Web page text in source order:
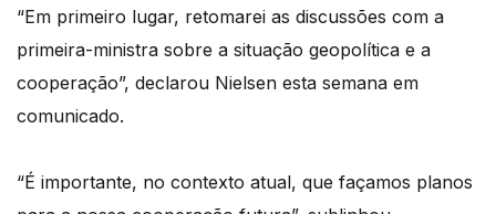
“Em primeiro lugar, retomarei as discussões com a
primeira-ministra sobre a situação geopolítica e a
cooperação”, declarou Nielsen esta semana em
comunicado.
“É importante, no contexto atual, que façamos planos